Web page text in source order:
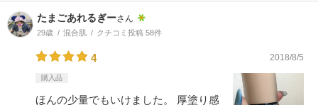
たまごあれるぎーさん
29歳 混合肌 クチコミ投稿 58件
4 2018/8/5
購入品
ほんの少量でもいけました。 厚塗り感